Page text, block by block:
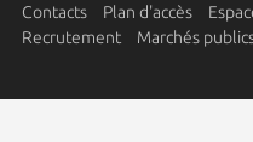
Contacts
Plan d'accès
Recrutement
Marchés